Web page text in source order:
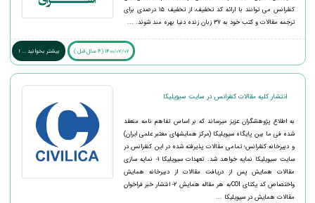
کنفرانس می توانند با ارائه کد تخفیف، از تخفیف ۱۵ درصدی برای
ترجمه مقالات و کتب خود به ۳۷ زبان زنده دنیا بهره مند شوند. ...
1400/07/07 (4 سال قبل ) بیشتر بخوانید ... !
انتشار کلیه مقالات کنفرانس در سایت سیویلیکا
به اطلاع پژوهشگران عزیز میرساند که بر اساس تفاهم نامه منعقد
شده فی ما بین پایگاه سیویلیکا (مرکز همایشهای معتبر علمی ایران)
و دبیرخانه کنفرانس؛ تمامی مقالات پذیرفته شده در این کنفرانس در
سایت سیویلیکا نمایه خواهد شد. تعهدات سیویلیکا 1- نمایه سازی
مقالات همایش پس از دریافت مقالات از دبیرخانه همایش
واختصاص کد یکتای COIبه هر مقاله همایش 2- انتشار خبر فراخوان
مقالات همایش در سیویلیکا ...